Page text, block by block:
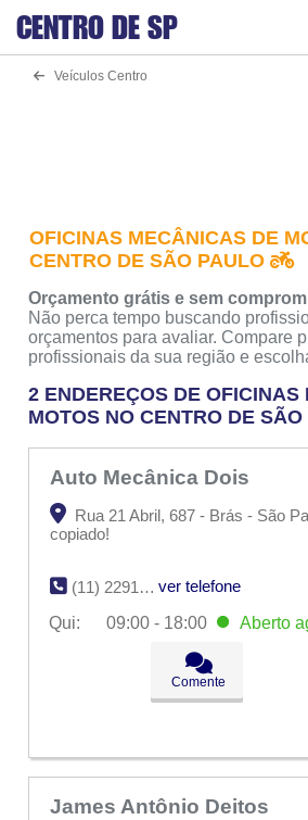
CENTRO DE SP
Veículos Centro
OFICINAS MECÂNICAS DE
CENTRO DE SÃO PAULO
Orçamento grátis e sem
Não perca tempo buscando
orçamentos para avaliar. Compare
profissionais da sua região e
2 ENDEREÇOS DE OFICINAS
MOTOS NO CENTRO DE
Auto Mecânica Dois
Rua 21 Abril, 687 - Brás - São
copiado!
(11) 2291-0572
ver telefone
Qui:
09:00 - 18:00 Aberto
09:00 - 18:00
09:00 - 18:00
09:00 - 18:00
Comente
James Antônio Deitos